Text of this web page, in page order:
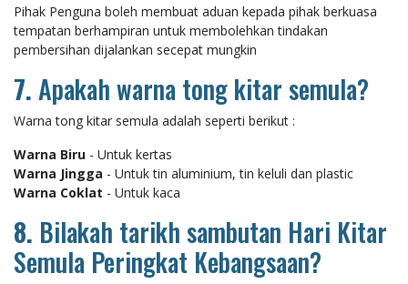
Pihak Penguna boleh membuat aduan kepada pihak berkuasa
tempatan berhampiran untuk membolehkan tindakan
pembersihan dijalankan secepat mungkin
7.Apakah warna tong kitar semula?
Warna tong kitar semula adalah seperti berikut :
Warna Biru - Untuk kertas
Warna Jingga - Untuk tin aluminium, tin keluli dan plastic
Warna Coklat - Untuk kaca
8. Bilakah tarikh sambutan Hari Kitar
Semula Peringkat Kebangsaan?